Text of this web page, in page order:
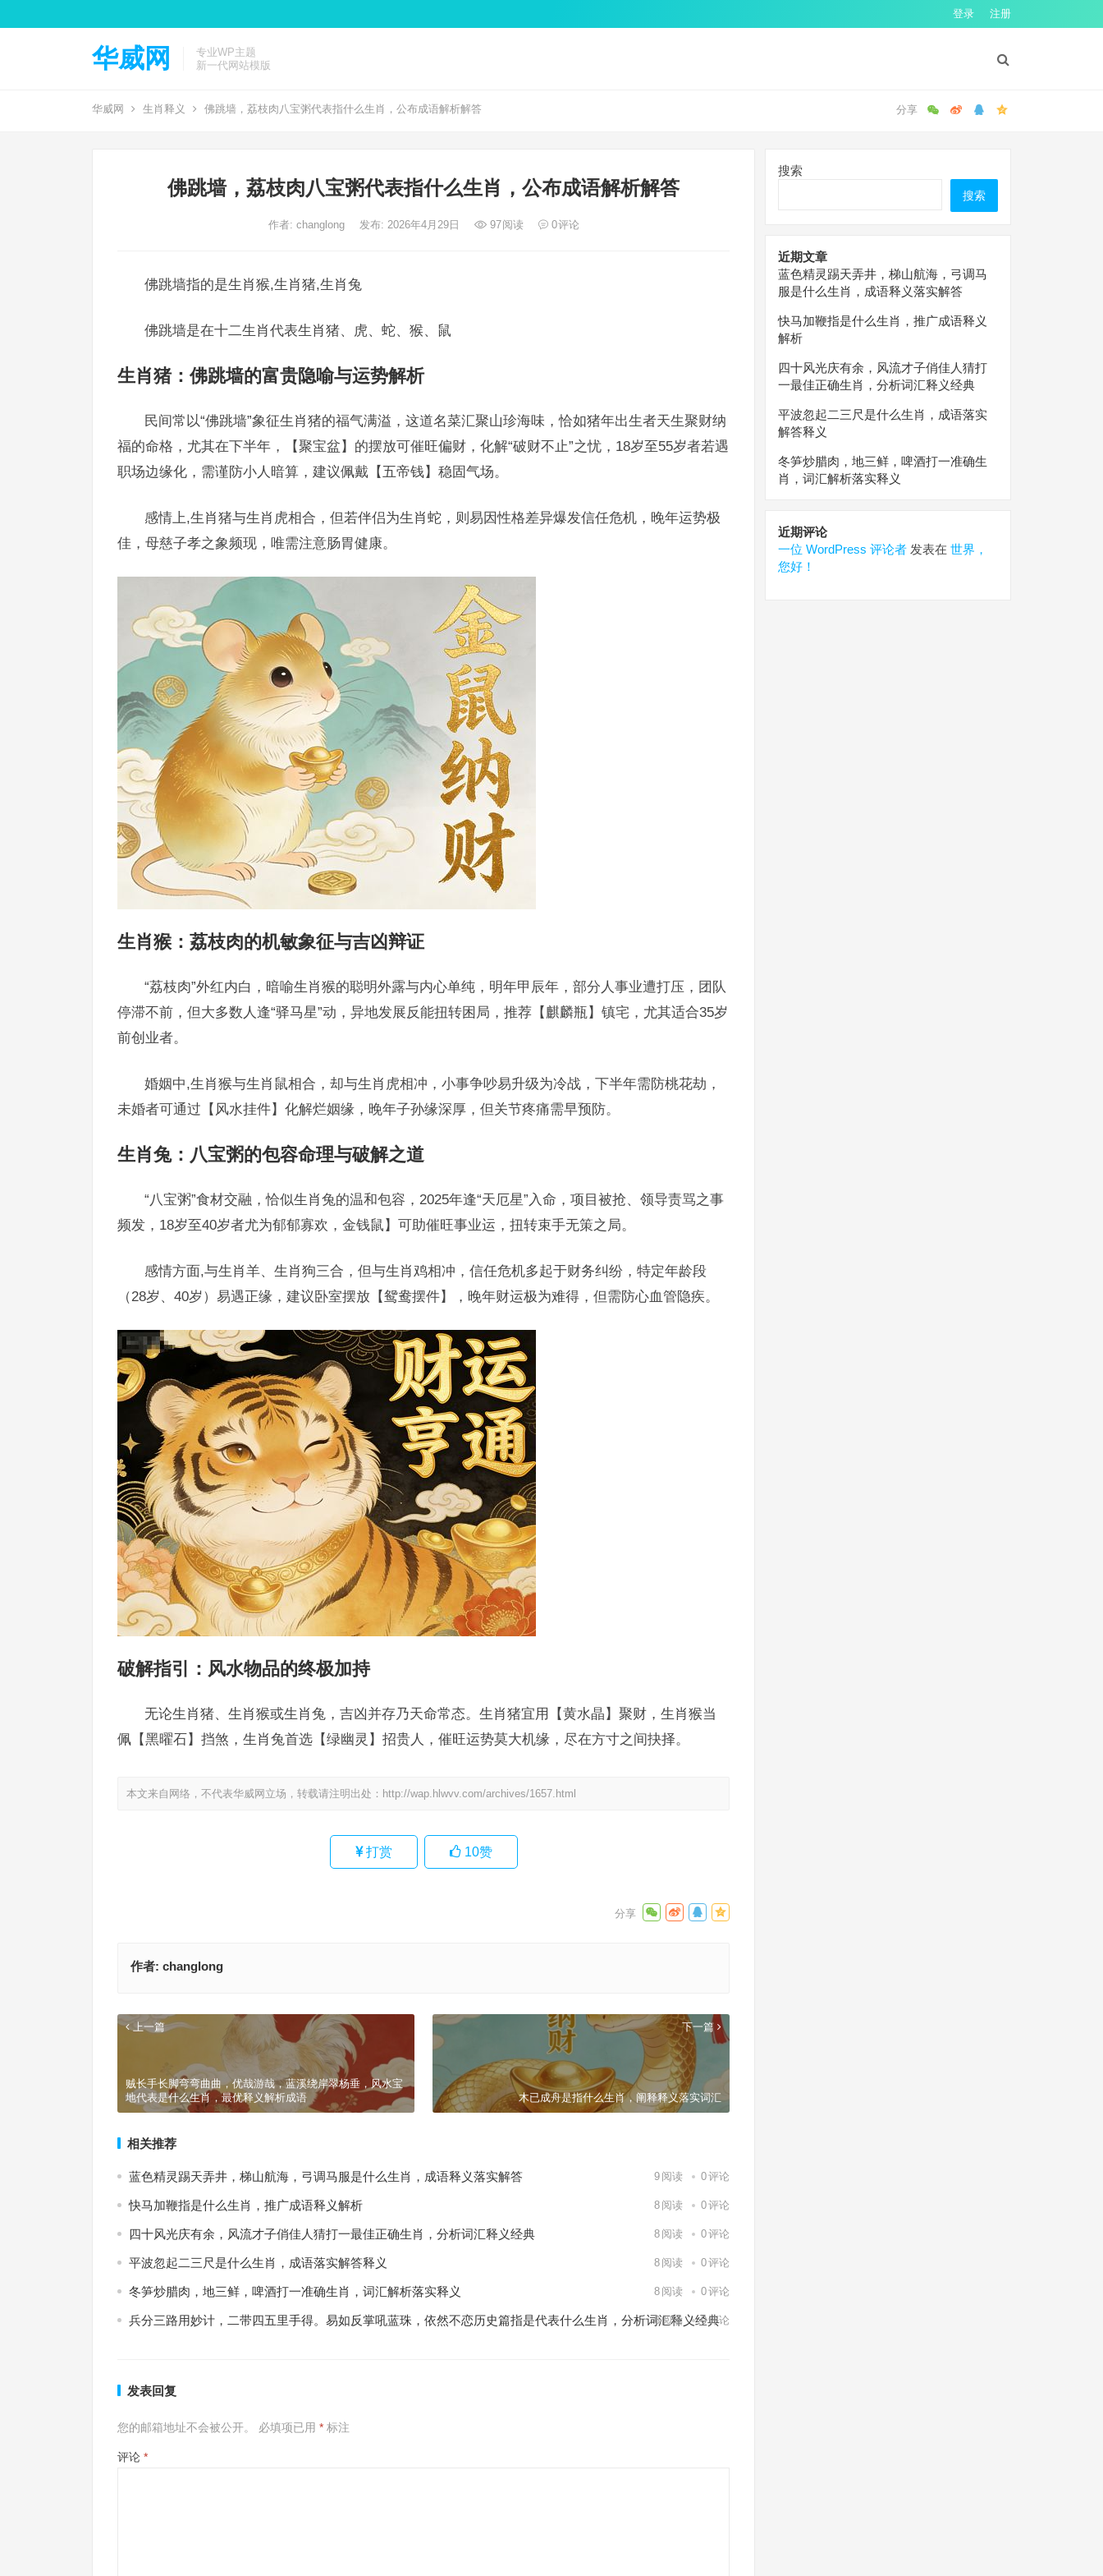
登录 注册
华威网
专业WP主题
新一代网站模版
华威网 生肖释义 佛跳墙，荔枝肉八宝粥代表指什么生肖，公布成语解析解答
佛跳墙，荔枝肉八宝粥代表指什么生肖，公布成语解析解答
作者: changlong 发布: 2026年4月29日 97阅读 0评论
佛跳墙指的是生肖猴,生肖猪,生肖兔
佛跳墙是在十二生肖代表生肖猪、虎、蛇、猴、鼠
生肖猪：佛跳墙的富贵隐喻与运势解析
民间常以“佛跳墙”象征生肖猪的福气满溢，这道名菜汇聚山珍海味，恰如猪年出生者天生聚财纳
福的命格，尤其在下半年，【聚宝盆】的摆放可催旺偏财，化解“破财不止”之忧，18岁至55岁者若遇
职场边缘化，需谨防小人暗算，建议佩戴【五帝钱】稳固气场。
感情上,生肖猪与生肖虎相合，但若伴侣为生肖蛇，则易因性格差异爆发信任危机，晚年运势极
佳，母慈子孝之象频现，唯需注意肠胃健康。
生肖猴：荔枝肉的机敏象征与吉凶辩证
“荔枝肉”外红内白，暗喻生肖猴的聪明外露与内心单纯，明年甲辰年，部分人事业遭打压，团队
停滞不前，但大多数人逢“驿马星”动，异地发展反能扭转困局，推荐【麒麟瓶】镇宅，尤其适合35岁
前创业者。
婚姻中,生肖猴与生肖鼠相合，却与生肖虎相冲，小事争吵易升级为冷战，下半年需防桃花劫，
未婚者可通过【风水挂件】化解烂姻缘，晚年子孙缘深厚，但关节疼痛需早预防。
生肖兔：八宝粥的包容命理与破解之道
“八宝粥”食材交融，恰似生肖兔的温和包容，2025年逢“天厄星”入命，项目被抢、领导责骂之事
频发，18岁至40岁者尤为郁郁寡欢，金钱鼠】可助催旺事业运，扭转束手无策之局。
感情方面,与生肖羊、生肖狗三合，但与生肖鸡相冲，信任危机多起于财务纠纷，特定年龄段
（28岁、40岁）易遇正缘，建议卧室摆放【鸳鸯摆件】，晚年财运极为难得，但需防心血管隐疾。
破解指引：风水物品的终极加持
无论生肖猪、生肖猴或生肖兔，吉凶并存乃天命常态。生肖猪宜用【黄水晶】聚财，生肖猴当
佩【黑曜石】挡煞，生肖兔首选【绿幽灵】招贵人，催旺运势莫大机缘，尽在方寸之间抉择。
本文来自网络，不代表华威网立场，转载请注明出处： http://wap.hlwvv.com/archives/1657.html
打赏 10赞
作者: changlong
上一篇
贼长手长脚弯弯曲曲，优哉游哉，蓝溪绕岸翠杨垂，风水宝
地代表是什么生肖，最优释义解析成语
下一篇
木已成舟是指什么生肖，阐释释义落实词汇
相关推荐
蓝色精灵踢天弄井，梯山航海，弓调马服是什么生肖，成语释义落实解答 9 阅读 0评论
快马加鞭指是什么生肖，推广成语释义解析 8 阅读 0评论
四十风光庆有余，风流才子俏佳人猜打一最佳正确生肖，分析词汇释义经典 8 阅读 0评论
平波忽起二三尺是什么生肖，成语落实解答释义 8 阅读 0评论
冬笋炒腊肉，地三鲜，啤酒打一准确生肖，词汇解析落实释义 8 阅读 0评论
兵分三路用妙计，二带四五里手得。易如反掌吼蓝珠，依然不恋历史篇指是代表什么生肖，分析词汇释义经典
6 阅读 0评论
发表回复
您的邮箱地址不会被公开。 必填项已用 * 标注
评论 *
搜索
搜索
近期文章
蓝色精灵踢天弄井，梯山航海，弓调马
服是什么生肖，成语释义落实解答
快马加鞭指是什么生肖，推广成语释义
解析
四十风光庆有余，风流才子俏佳人猜打
一最佳正确生肖，分析词汇释义经典
平波忽起二三尺是什么生肖，成语落实
解答释义
冬笋炒腊肉，地三鲜，啤酒打一准确生
肖，词汇解析落实释义
近期评论
一位 WordPress 评论者 发表在 世界，
您好！